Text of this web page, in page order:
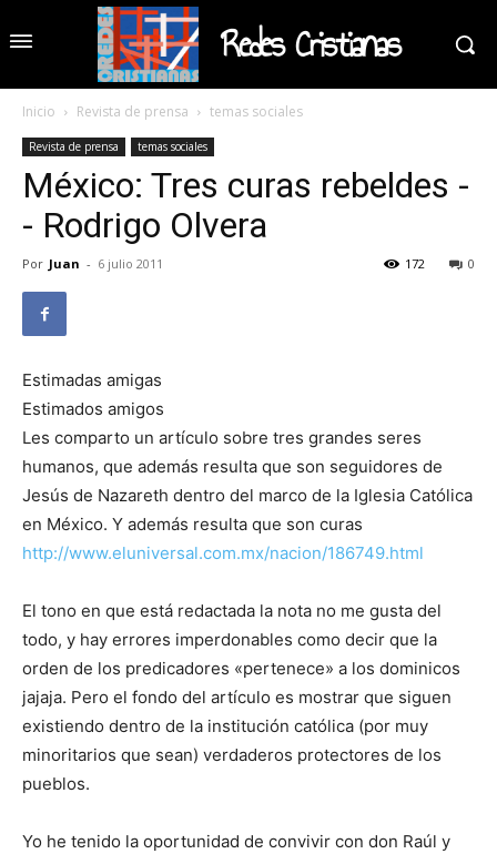
Redes Cristianas
Inicio Revista de prensa temas sociales
Revista de prensa temas sociales
México: Tres curas rebeldes -
- Rodrigo Olvera
Por Juan - 6 julio 2011 0
172
Estimadas amigas
Estimados amigos
Les comparto un artículo sobre tres grandes seres
humanos, que además resulta que son seguidores de
Jesús de Nazareth dentro del marco de la Iglesia Católica
en México. Y además resulta que son curas
http://www.eluniversal.com.mx/nacion/186749.html
El tono en que está redactada la nota no me gusta del
todo, y hay errores imperdonables como decir que la
orden de los predicadores «pertenece» a los dominicos
jajaja. Pero el fondo del artículo es mostrar que siguen
existiendo dentro de la institución católica (por muy
minoritarios que sean) verdaderos protectores de los
pueblos.
Yo he tenido la oportunidad de convivir con don Raúl y